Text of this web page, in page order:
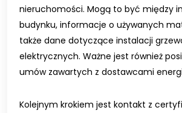
nieruchomości. Mogą to być między
budynku, informacje o używanych
także dane dotyczące instalacji
elektrycznych. Ważne jest również
umów zawartych z dostawcami
Kolejnym krokiem jest kontakt z